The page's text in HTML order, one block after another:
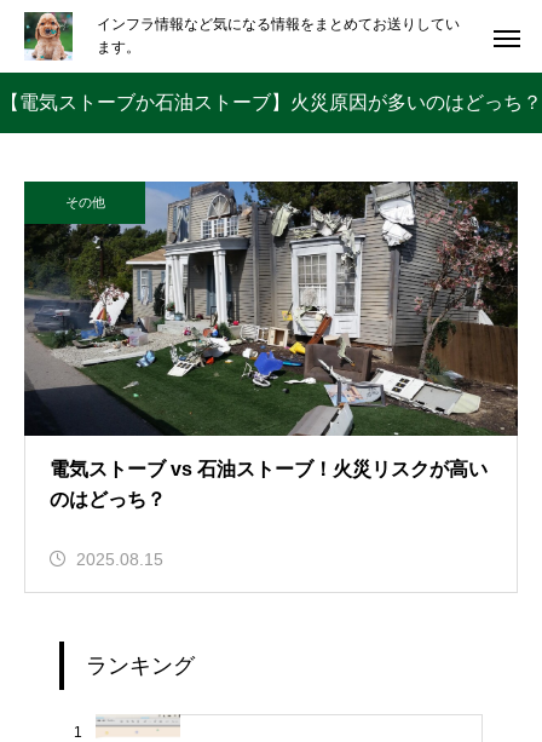
インフラ情報など気になる情報をまとめてお送りしてい
ます。
【電気ストーブか石油ストーブ】火災原因が多いのはどっち？
その他
電気ストーブ vs 石油ストーブ！火災リスクが高い
のはどっち？
2025.08.15
ランキング
1